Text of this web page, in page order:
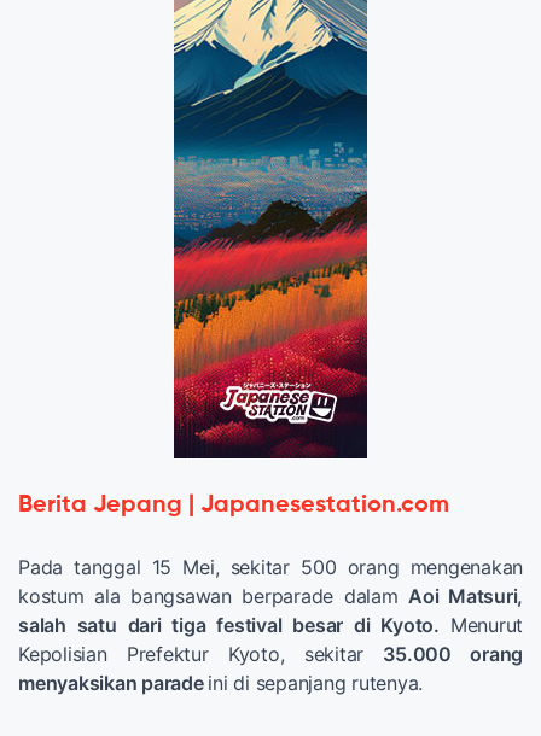
Berita Jepang | Japanesestation.com
Pada tanggal 15 Mei, sekitar 500 orang mengenakan
kostum ala bangsawan berparade dalam Aoi Matsuri,
salah satu dari tiga festival besar di Kyoto. Menurut
Kepolisian Prefektur Kyoto, sekitar 35.000 orang
menyaksikan parade ini di sepanjang rutenya.